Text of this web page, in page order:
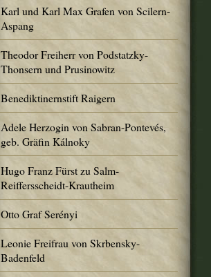
Karl und Karl Max Grafen von Scilern-
Aspang
Theodor Freiherr von Podstatzky-
Thonsern und Prusinowitz
Benediktinernstift Raigern
Adele Herzogin von Sabran-Pontevés,
geb. Gräfin Kálnoky
Hugo Franz Fürst zu Salm-
Reiffersscheidt-Krautheim
Otto Graf Serényi
Leonie Freifrau von Skrbensky-
Badenfeld